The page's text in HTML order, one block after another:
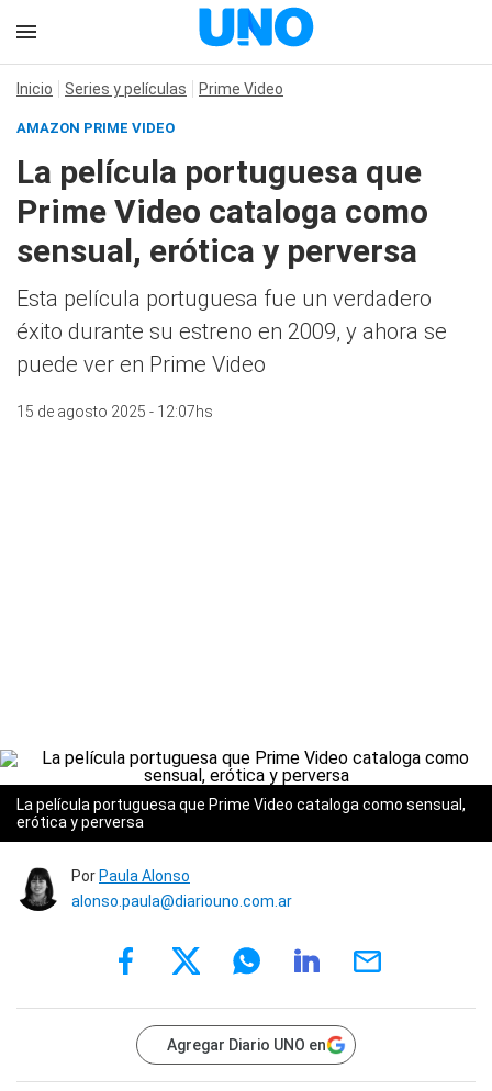
Inicio Series y películas Prime Video
AMAZON PRIME VIDEO
La película portuguesa que
Prime Video cataloga como
sensual, erótica y perversa
Esta película portuguesa fue un verdadero
éxito durante su estreno en 2009, y ahora se
puede ver en Prime Video
15 de agosto 2025 - 12:07hs
La película portuguesa que Prime Video cataloga como sensual,
erótica y perversa
Por Paula Alonso
alonso.paula@diariouno.com.ar
Agregar Diario UNO en